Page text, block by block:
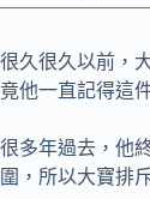
很久很久以前，
竟他一直記得這
很多年過去，他
圍，所以大寶排